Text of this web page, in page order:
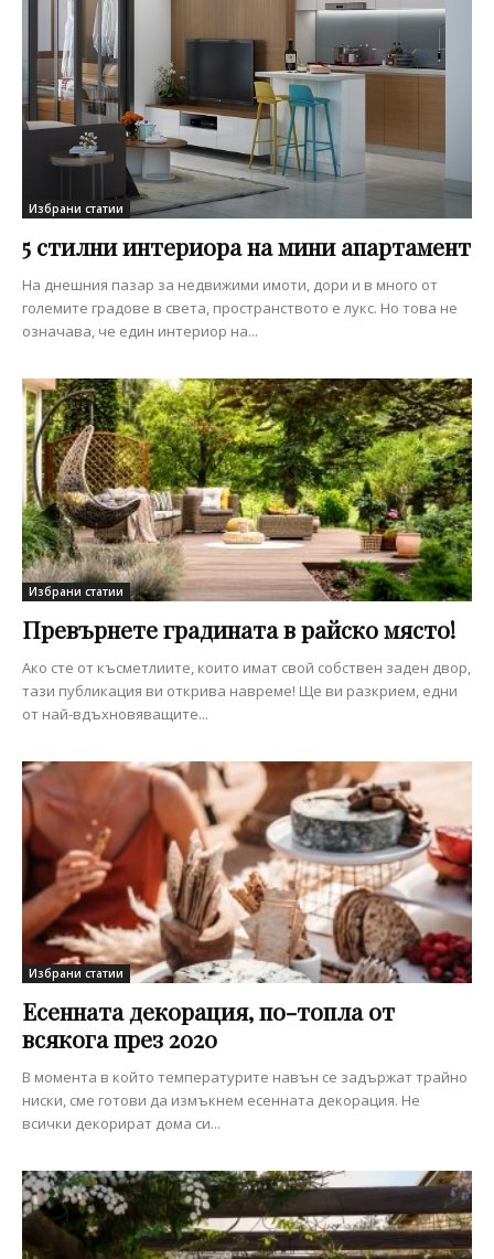
Избрани статии
5 стилни интериора на мини апартамент
На днешния пазар за недвижими имоти, дори и в много от
големите градове в света, пространството е лукс. Но това не
означава, че един интериор на...
Избрани статии
Превърнете градината в райско място!
Ако сте от късметлиите, които имат свой собствен заден двор,
тази публикация ви открива навреме! Ще ви разкрием, едни
от най-вдъхновяващите...
Избрани статии
Есенната декорация, по-топла от
всякога през 2020
В момента в който температурите навън се задържат трайно
ниски, сме готови да измъкнем есенната декорация. Не
всички декорират дома си...